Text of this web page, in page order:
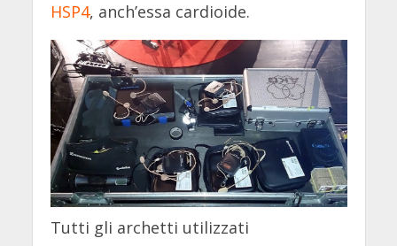
HSP4, anch’essa cardioide.
Tutti gli archetti utilizzati